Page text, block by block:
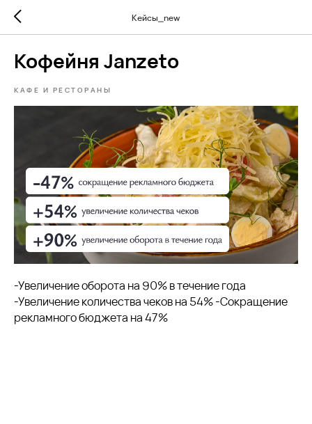
Кейсы_new
Кофейня Janzeto
КАФЕ И РЕСТОРАНЫ
-Увеличение оборота на 90% в течение года
-Увеличение количества чеков на 54% -Сокращение
рекламного бюджета на 47%